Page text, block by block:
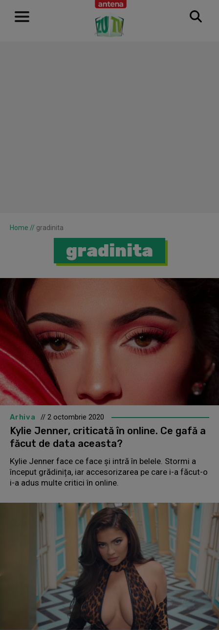
RECLAMĂ
Home // gradinita
gradinita
Arhiva // 2 octombrie 2020
Kylie Jenner, criticată în online. Ce gafă a
făcut de data aceasta?
Kylie Jenner face ce face și intră în belele. Stormi a
început grădinița, iar accesorizarea pe care i-a făcut-o
i-a adus multe critici în online.